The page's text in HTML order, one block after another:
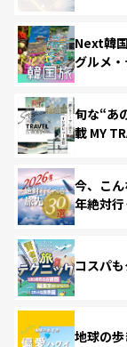
Next韓
グルメ
旬な“あ
載 MY
今、こ
年絶対
コスパ
地球の